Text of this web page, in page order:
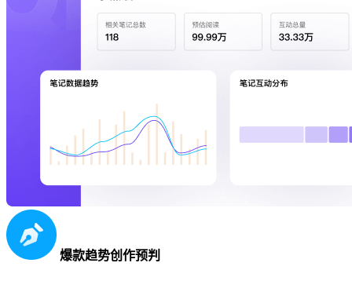
爆款趋势创作预判